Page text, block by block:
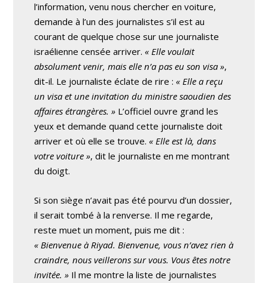
l’information, venu nous chercher en voiture,
demande à l’un des journalistes s’il est au
courant de quelque chose sur une journaliste
israélienne censée arriver.« Elle voulait
absolument venir, mais elle n’a pas eu son visa »,
dit-il. Le journaliste éclate de rire : « Elle a reçu
un visa et une invitation du ministre saoudien des
affaires étrangères. » L’officiel ouvre grand les
yeux et demande quand cette journaliste doit
arriver et où elle se trouve.« Elle est là, dans
votre voiture », dit le journaliste en me montrant
du doigt.
Si son siège n’avait pas été pourvu d’un dossier,
il serait tombé à la renverse. Il me regarde,
reste muet un moment, puis me dit :
« Bienvenue à Riyad. Bienvenue, vous n’avez rien à
craindre, nous veillerons sur vous. Vous êtes notre
invitée. » Il me montre la liste de journalistes